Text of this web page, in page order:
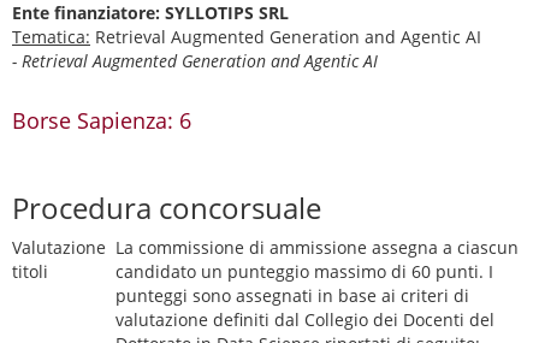
Ente finanziatore: SYLLOTIPS SRL
Tematica: Retrieval Augmented Generation and Agentic AI
- Retrieval Augmented Generation and Agentic AI
Borse Sapienza: 6
Procedura concorsuale
Valutazione
titoli
La commissione di ammissione assegna a ciascun
candidato un punteggio massimo di 60 punti. I
punteggi sono assegnati in base ai criteri di
valutazione definiti dal Collegio dei Docenti del